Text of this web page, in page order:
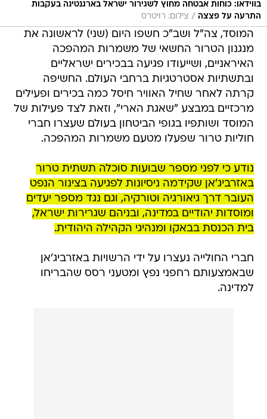
בווידאו: כוחות אבטחה מחוץ לשגירור ישראל בארגנטינה בעקבות
התרעה על פצצה / צילום: רויטרס
המוסד, צה"ל ושב"כ חשפו היום (שני) לראשונה את
מנגנון הטרור החשאי של משמרות המהפכה
האיראניים, ושייעודו פגיעה בבכירים ישראליים
ובתשתיות אסטרטגיות ברחבי העולם. החשיפה
קרתה לאחר שחיל האוויר חיסל כמה בכירים ופעילים
מרכזיים במבצע "שאגת הארי", וזאת לצד פעילות של
המוסד ושותפיו בגופי הביטחון בעולם שעצרו חברי
חוליות טרור שפעלו מטעם משמרות המהפכה.
נודע כי לפני מספר שבועות סוכלה תשתית טרור
באזרביג'אן שקידמה ניסיונות לפגיעה בצינור הנפט
העובר דרך גיאורגיה וטורקיה, וגם נגד מספר יעדים
ומוסדות יהודיים במדינה, ובניהם שגרירות ישראל,
בית הכנסת בבאקו ומנהיגי הקהילה היהודית.
חברי החולייה נעצרו על ידי הרשויות באזרביג'אן
שבאמצעותם רחפני נפץ ומטעני רסס שהבריחו
למדינה.